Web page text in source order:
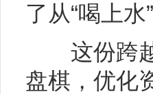
了从“喝上水
这份跨越
盘棋，优化